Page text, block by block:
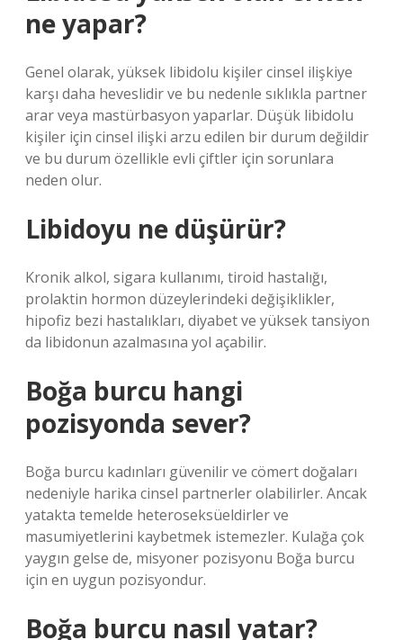
ne yapar?
Genel olarak, yüksek libidolu kişiler cinsel ilişkiye
karşı daha heveslidir ve bu nedenle sıklıkla partner
arar veya mastürbasyon yaparlar. Düşük libidolu
kişiler için cinsel ilişki arzu edilen bir durum değildir
ve bu durum özellikle evli çiftler için sorunlara
neden olur.
Libidoyu ne düşürür?
Kronik alkol, sigara kullanımı, tiroid hastalığı,
prolaktin hormon düzeylerindeki değişiklikler,
hipofiz bezi hastalıkları, diyabet ve yüksek tansiyon
da libidonun azalmasına yol açabilir.
Boğa burcu hangi
pozisyonda sever?
Boğa burcu kadınları güvenilir ve cömert doğaları
nedeniyle harika cinsel partnerler olabilirler. Ancak
yatakta temelde heteroseksüeldirler ve
masumiyetlerini kaybetmek istemezler. Kulağa çok
yaygın gelse de, misyoner pozisyonu Boğa burcu
için en uygun pozisyondur.
Boğa burcu nasıl yatar?